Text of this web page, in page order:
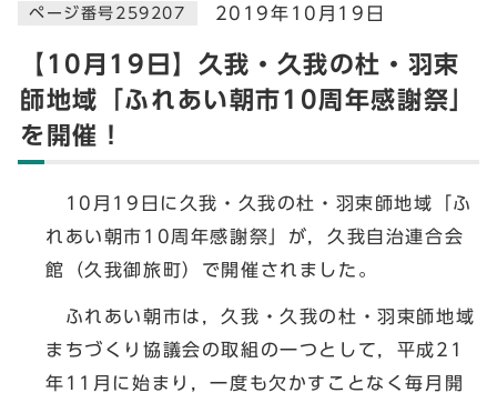
ページ番号259207 2019年10月19日
【10月19日】久我・久我の杜・羽束
師地域「ふれあい朝市10周年感謝祭」
を開催！
10月19日に久我・久我の杜・羽束師地域「ふ
れあい朝市10周年感謝祭」が，久我自治連合会
館（久我御旅町）で開催されました。
ふれあい朝市は，久我・久我の杜・羽束師地域
まちづくり協議会の取組の一つとして，平成21
年11月に始まり，一度も欠かすことなく毎月開